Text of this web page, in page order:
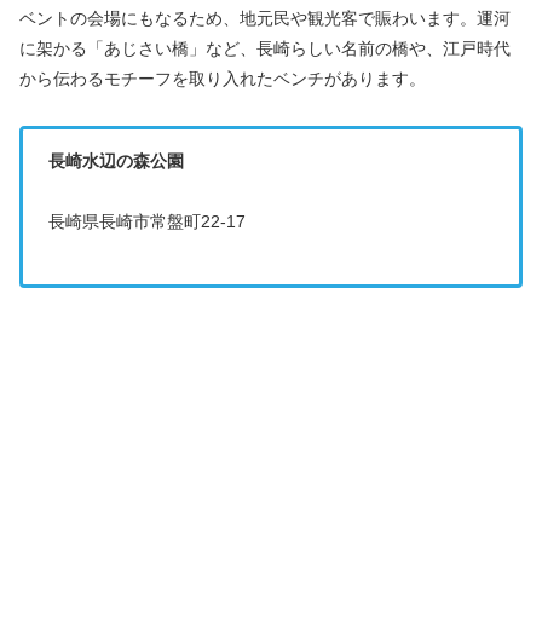
ベントの会場にもなるため、地元民や観光客で賑わいます。運河
に架かる「あじさい橋」など、長崎らしい名前の橋や、江戸時代
から伝わるモチーフを取り入れたベンチがあります。
長崎水辺の森公園
長崎県長崎市常盤町22-17